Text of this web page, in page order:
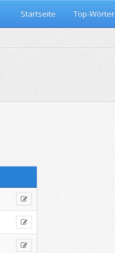
Startseite Top-Wörter